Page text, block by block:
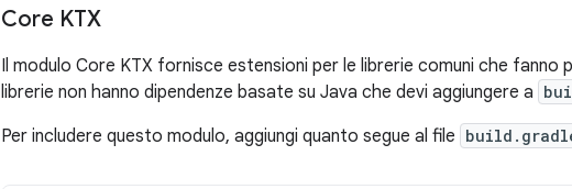
Core KTX
Il modulo Core KTX fornisce estensioni per le librerie comuni che
librerie non hanno dipendenze basate su Java che devi aggiungere a
Per includere questo modulo, aggiungi quanto segue al file